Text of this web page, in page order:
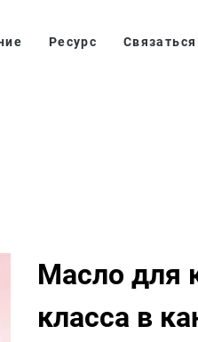
Ресурс
Масло для
класса в